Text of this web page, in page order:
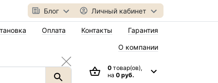
Блог Личный кабинет
Оплата Контакты Гарантия
О компании
0товар(ов),
на 0 руб.